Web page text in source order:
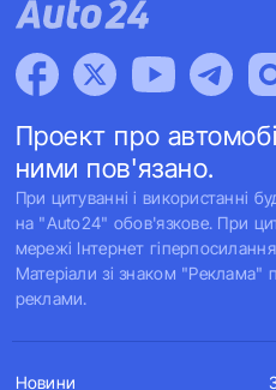
Проект про
ними пов'язано.
При цитуванні і використанні
на "Auto24" обов'язкове. При
мережі Інтернет
Матеріали зі знаком "Реклама"
реклами.
Новини